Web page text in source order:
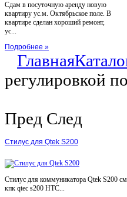
Сдам в посуточную аренду новую
квартиру ус.м. Октябрьское поле. В
квартире сделан хороший ремонт,
ус...
Подробнее »
Главная
регулировкой
Пред След
Стилус для Qtek S200
Стилус для коммуникатора Qtek S200
кпк qtec s200 HTC...